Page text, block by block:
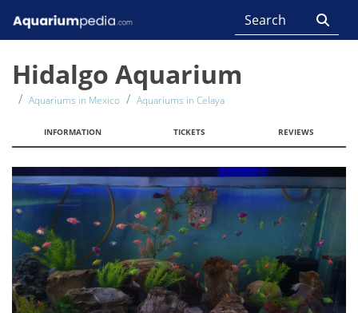
Hidalgo Aquarium
Aquariums in Mexico Aquariums in Celaya
INFORMATION TICKETS REVIEWS